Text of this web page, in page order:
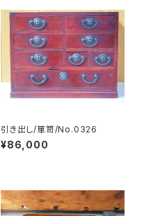
引き出し/箪笥/No.0326
¥86,000